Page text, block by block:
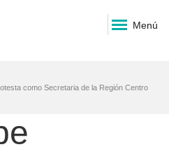
Menú
como Secretaria de la Región Centro